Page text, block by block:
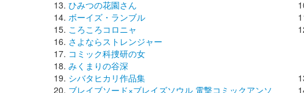
ひみつの花園さん
ボーイズ・ランブル
ころころコロニャ
さよならストレンジャー
コミック科捜研の女
みくまりの谷深
シバタヒカリ作品集
ブレイブソード×ブレイズソウル 電撃コミックアンソ